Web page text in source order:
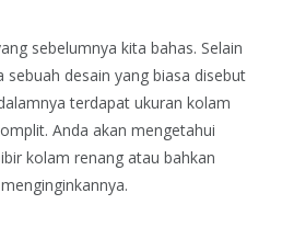
sebelumnya kita bahas. Selain
desain yang biasa disebut
terdapat ukuran kolam
Anda akan mengetahui
kolam renang atau bahkan